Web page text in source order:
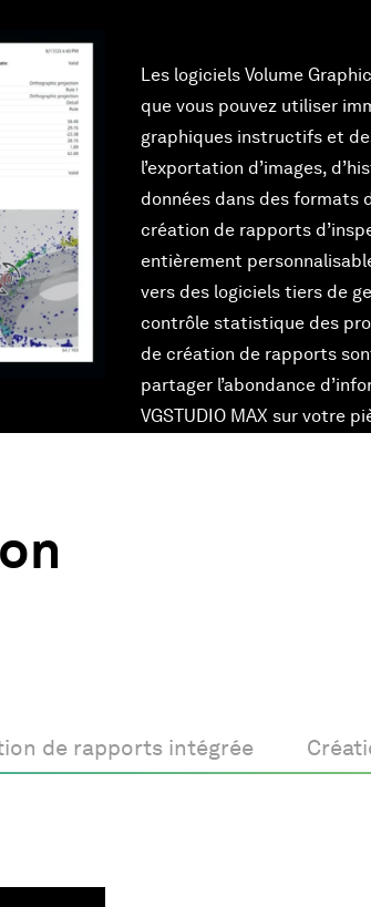
Les logiciels Volume
que vous pouvez utiliser
graphiques instructifs et
l’exportation d’images,
données dans des formats
création de rapports
entièrement
vers des logiciels tiers de
contrôle statistique des
de création de rapports
partager l’abondance
VGSTUDIO MAX sur votre
de rapports intégrée